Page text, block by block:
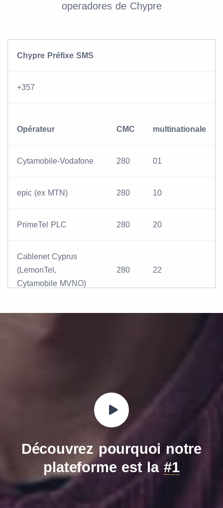
operadores de Chypre
Chypre Préfixe SMS
+357
Opérateur CMC multinationale
Cytamobile-Vodafone 280 01
epic (ex MTN) 280 10
PrimeTel PLC 280 20
Cablenet Cyprus
(LemonTel,
Cytamobile MVNO)
280 22
Découvrez pourquoi notre
plateforme est la #1